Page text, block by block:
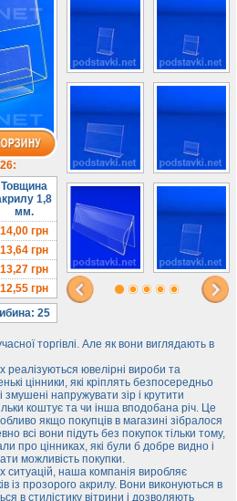
Товщина
1,8
мм.
14,00грн
13,64грн
13,27грн
12,55грн
25
торгівлі. Але як вони виглядають в
реалізуються ювелірні вироби та
цінники, які кріплять безпосередньо
змушені напружувати зір і крутити
коштує та чи інша вподобана річ. Це
якщо покупців в магазині зібралося
всі вони підуть без покупок тільки тому,
про цінниках, які були б добре видно і
можливість покупки.
ситуацій, наша компанія виробляє
із прозорого акрилу. Вони виконуються в
в стилістику вітрини і дозволяють